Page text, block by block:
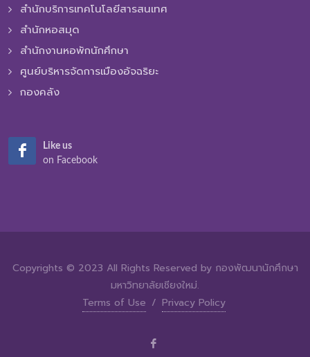
สำนักบริการเทคโนโลยีสารสนเทศ
สำนักหอสมุด
สำนักงานหอพักนักศึกษา
ศูนย์บริหารจัดการเมืองอัจฉริยะ
กองคลัง
Like us
on Facebook
Copyrights © 2023 All Rights Reserved by กองพัฒนานักศึกษา
มหาวิทยาลัยเชียงใหม่.
Terms of Use / Privacy Policy